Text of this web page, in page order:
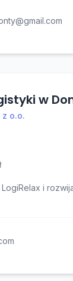
w
z o.o.
LogiRelax i